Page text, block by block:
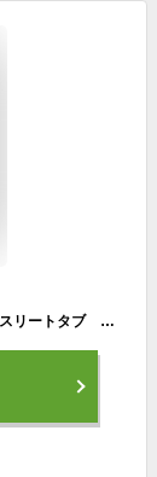
【日本製】 薬用 重炭酸入浴剤 ATHLETE Tab アスリートタブ 1錠×28パック BT-8753 紀陽除虫菊 【医薬部外品】重炭酸 入浴剤 スポーツ アスリート ヘルスケア